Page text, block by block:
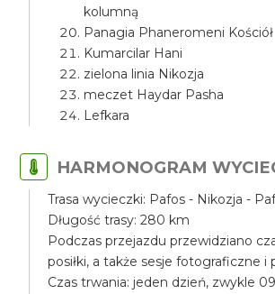
kolumną
Panagia Phaneromeni Kościół
Kumarcilar Hani
zielona linia Nikozja
meczet Haydar Pasha
Lefkara
HARMONOGRAM
Trasa wycieczki: Pafos - Nikozja -
Długość trasy: 280 km
Podczas przejazdu przewidziano
posiłki, a także sesje fotograficzne i
Czas trwania: jeden dzień, zwykle